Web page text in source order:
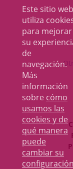
Este sitio web
utiliza
para mejorar
su
de
navegación.
Más
información
sobre cómo
usamos las
cookies y de
qué manera
puede
cambiar su
configuración